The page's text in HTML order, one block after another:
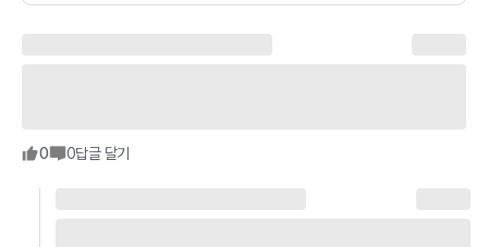
0 0답글 달기